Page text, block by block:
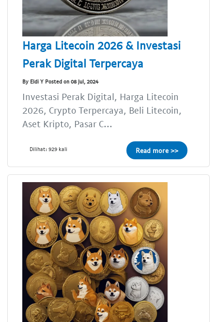
Harga Litecoin 2026 & Investasi
Perak Digital Terpercaya
By Eldi Y Posted on 08 Jul, 2024
Investasi Perak Digital, Harga Litecoin
2026, Crypto Terpercaya, Beli Litecoin,
Aset Kripto, Pasar C...
Dilihat: 929 kali Read more >>